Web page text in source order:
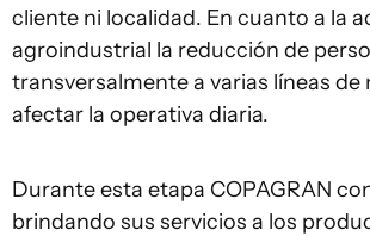
cliente ni localidad. En cuanto a la
agroindustrial la reducción de
transversalmente a varias líneas de
afectar la operativa diaria.
Durante esta etapa COPAGRAN
brindando sus servicios a los